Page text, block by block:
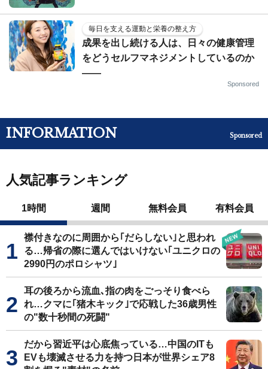
毎日を支える運動と栄養の整え方
成果を出し続ける人は、日々の健康管理
をどうセルフマネジメントしているのか
——
Sponsored
INFORMATION Sponsored
人気記事ランキング
1時間 週間 無料会員 有料会員
襟付きなのに周囲から｢だらしない｣と思われ
る…帰省の際に選んではいけない｢ユニクロの
2990円のポロシャツ｣
耳の後ろから流血､指の肉をごっそり食べら
れ…クマに｢猪木キック｣で応戦した36歳男性
の"数十秒間の死闘"
だから習近平は心底焦っている…中国のITも
EVも壊滅させる力を持つ日本が世界シェア8